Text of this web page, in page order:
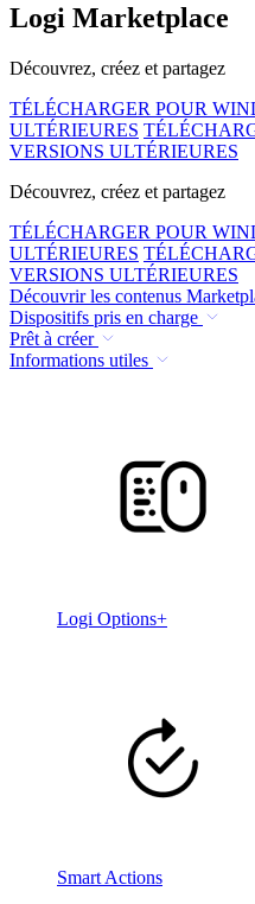
Logi Marketplace
Découvrez, créez et partagez
TÉLÉCHARGER POUR
ULTÉRIEURES
VERSIONS ULTÉRIEURES
Découvrez, créez et partagez
TÉLÉCHARGER POUR
ULTÉRIEURES
VERSIONS ULTÉRIEURES
Découvrir les contenus
Dispositifs pris en charge
Prêt à créer
Informations utiles
Logi Options+
Smart Actions